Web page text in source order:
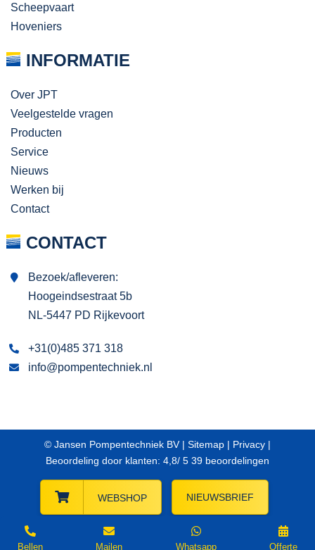
Scheepvaart
Hoveniers
INFORMATIE
Over JPT
Veelgestelde vragen
Producten
Service
Nieuws
Werken bij
Contact
CONTACT
Bezoek/afleveren:
Hoogeindsestraat 5b
NL-5447 PD Rijkevoort
+31(0)485 371 318
info@pompentechniek.nl
© Jansen Pompentechniek BV | Sitemap | Privacy |
Beoordeling door klanten: 4,8/ 5 39 beoordelingen
WEBSHOP NIEUWSBRIEF
Bellen Mailen Whatsapp Offerte